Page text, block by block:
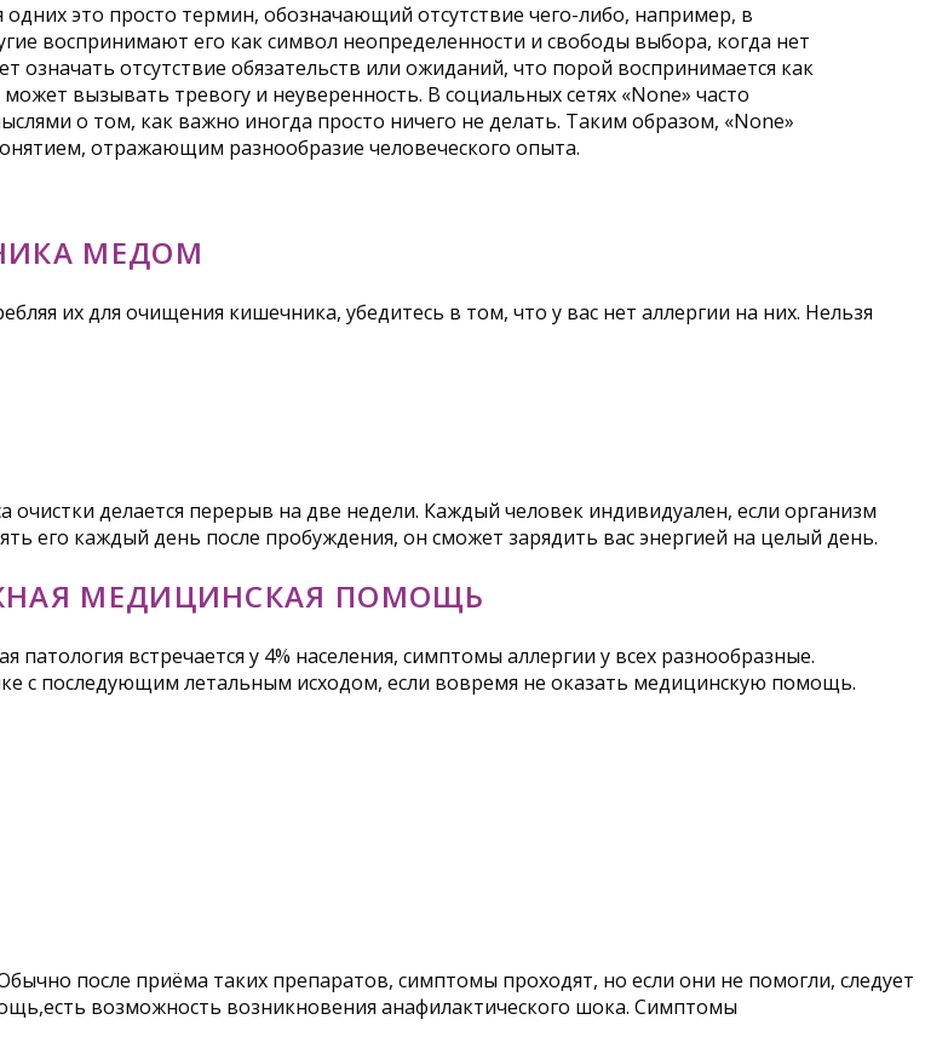
это просто термин, обозначающий отсутствие чего-либо, например, в
воспринимают его как символ неопределенности и свободы выбора, когда нет
отсутствие обязательств или ожиданий, что порой воспринимается как
вызывать тревогу и неуверенность. В социальных сетях «None» часто
о том, как важно иногда просто ничего не делать. Таким образом, «None»
отражающим разнообразие человеческого опыта.
МЕДОМ
их для очищения кишечника, убедитесь в том, что у вас нет аллергии на них. Нельзя
делается перерыв на две недели. Каждый человек индивидуален, если организм
его каждый день после пробуждения, он сможет зарядить вас энергией на целый день.
МЕДИЦИНСКАЯ ПОМОЩЬ
патология встречается у 4% населения, симптомы аллергии у всех разнообразные.
с последующим летальным исходом, если вовремя не оказать медицинскую помощь.
после приёма таких препаратов, симптомы проходят, но если они не помогли, следует
возможность возникновения анафилактического шока. Симптомы